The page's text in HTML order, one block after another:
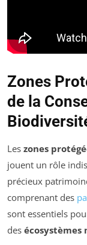
Zones
de la
Les zones
jouent un rôle
précieux
comprenant des
sont essentiels
des écosystèmes